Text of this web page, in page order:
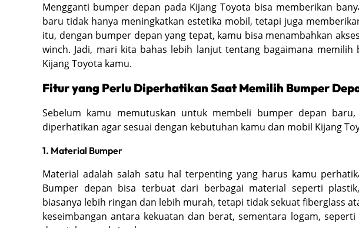
Mengganti bumper depan pada Kijang Toyota bisa memberikan
baru tidak hanya meningkatkan estetika mobil, tetapi juga
itu, dengan bumper depan yang tepat, kamu bisa menambahkan
winch. Jadi, mari kita bahas lebih lanjut tentang bagaimana
Kijang Toyota kamu.
Fitur yang Perlu Diperhatikan Saat Memilih Bumper
Sebelum kamu memutuskan untuk membeli bumper depan
diperhatikan agar sesuai dengan kebutuhan kamu dan mobil Kijang
1. Material Bumper
Material adalah salah satu hal terpenting yang harus kamu
Bumper depan bisa terbuat dari berbagai material seperti
biasanya lebih ringan dan lebih murah, tetapi tidak sekuat fiberglass
keseimbangan antara kekuatan dan berat, sementara logam,